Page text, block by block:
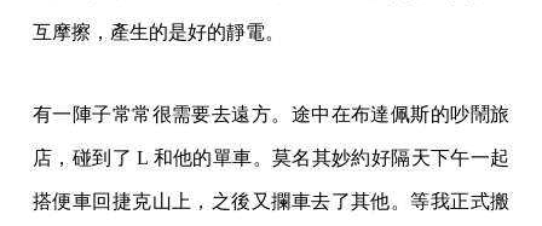
互摩擦，產生的是好的靜電。
有一陣子常常很需要去遠方。途中在布達佩斯的吵鬧旅
店，碰到了 L 和他的單車。莫名其妙約好隔天下午一起
搭便車回捷克山上，之後又攔車去了其他。等我正式搬